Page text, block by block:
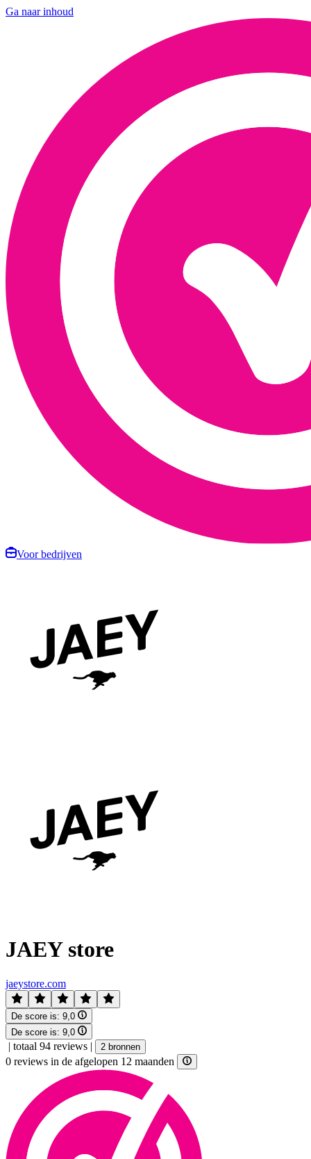
Ga naar inhoud
Voor bedrijven
JAEY store
jaeystore.com
De score is: 9,0
De score is: 9,0
| totaal 94 reviews | 2 bronnen
0 reviews in de afgelopen 12 maanden